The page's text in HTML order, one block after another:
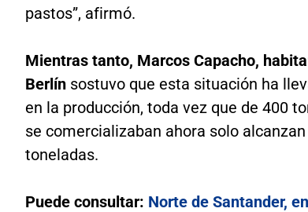
pastos”, afirmó.
Mientras tanto, Marcos Capacho,
Berlín sostuvo que esta situación ha
en la producción, toda vez que de 400
se comercializaban ahora solo
toneladas.
Puede consultar: Norte de Santander,